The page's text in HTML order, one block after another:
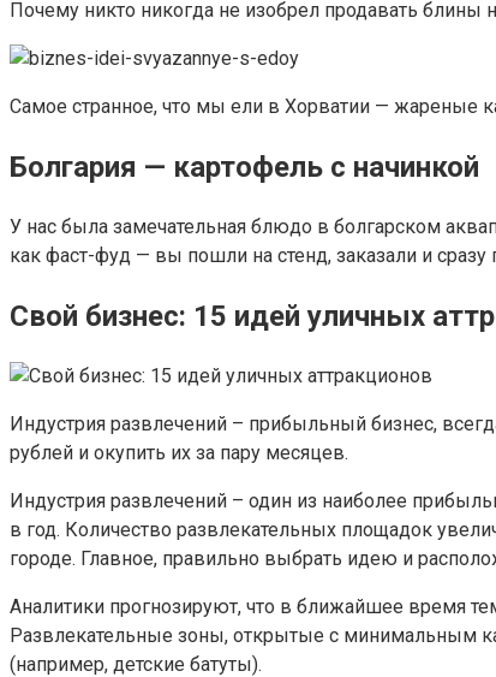
Почему никто никогда не изобрел продавать блины
Самое странное, что мы ели в Хорватии — жареные
Болгария — картофель с начинкой
У нас была замечательная блюдо в болгарском
как фаст-фуд — вы пошли на стенд, заказали и
Свой бизнес: 15 идей уличных
Индустрия развлечений – прибыльный бизнес,
рублей и окупить их за пару месяцев.
Индустрия развлечений – один из наиболее
в год. Количество развлекательных площадок
городе. Главное, правильно выбрать идею и
Аналитики прогнозируют, что в ближайшее время
Развлекательные зоны, открытые с минимальным
(например, детские батуты).